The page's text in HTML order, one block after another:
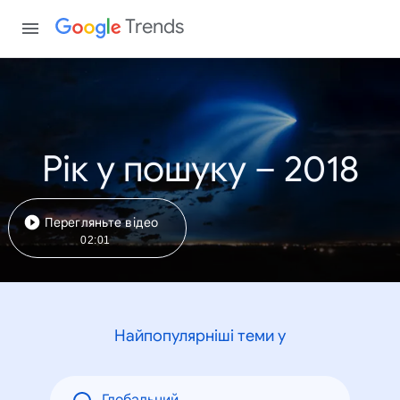
Trends
Рік у пошуку – 2018
Перегляньте відео
02:01
Найпопулярніші теми у